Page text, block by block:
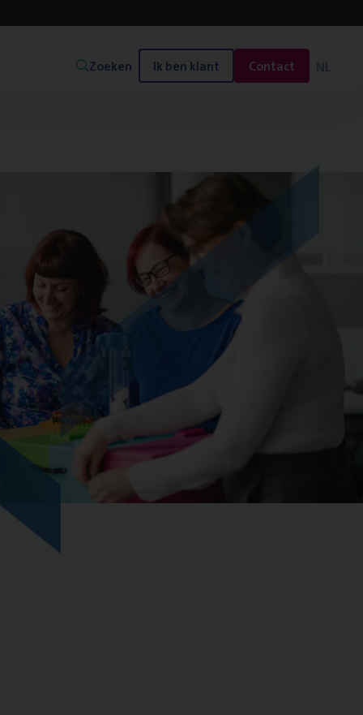
Zoeken Ik ben klant Contact NL